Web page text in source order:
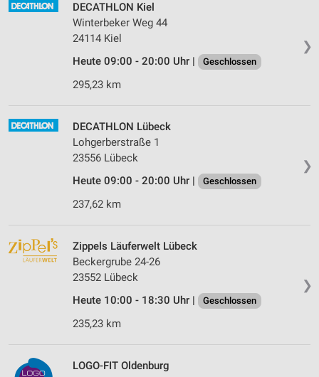
❯
DECATHLON Kiel
Winterbeker Weg 44
24114 Kiel
Heute 09:00 - 20:00 Uhr |
Geschlossen
295,23 km
❯
DECATHLON Lübeck
Lohgerberstraße 1
23556 Lübeck
Heute 09:00 - 20:00 Uhr |
Geschlossen
237,62 km
❯
Zippels Läuferwelt Lübeck
Beckergrube 24-26
23552 Lübeck
Heute 10:00 - 18:30 Uhr |
Geschlossen
235,23 km
LOGO-FIT Oldenburg